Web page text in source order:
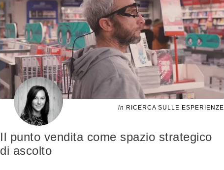
in RICERCA SULLE ESPERIENZE
Il punto vendita come spazio strategico
di ascolto